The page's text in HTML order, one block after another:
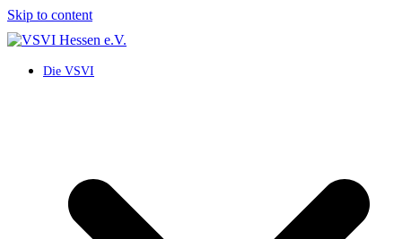
Skip to content
Die VSVI